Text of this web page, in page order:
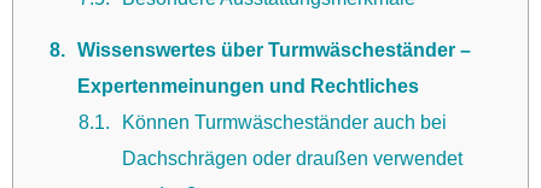
8
Wissenswertes über Turmwäscheständer –
Expertenmeinungen und Rechtliches
8.1
Können Turmwäscheständer auch bei
Dachschrägen oder draußen verwendet